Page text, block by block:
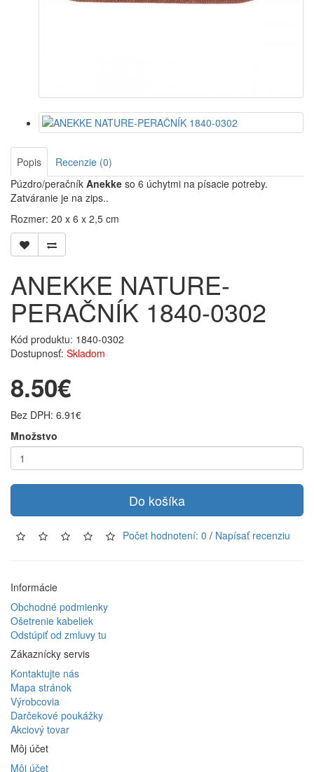
Popis
Recenzie (0)
Púzdro/peračník Anekke so 6 úchytmi na písacie potreby.
Zatváranie je na zips..
Rozmer: 20 x 6 x 2,5 cm
ANEKKE NATURE-
PERAČNÍK 1840-0302
Kód produktu: 1840-0302
Dostupnosť: Skladom
8.50€
Bez DPH: 6.91€
Množstvo
Do košíka
Počet hodnotení: 0 / Napísať recenziu
Informácie
Obchodné podmienky
Ošetrenie kabeliek
Odstúpiť od zmluvy tu
Zákaznícky servis
Kontaktujte nás
Mapa stránok
Výrobcovia
Darčekové poukážky
Akciový tovar
Môj účet
Môj účet